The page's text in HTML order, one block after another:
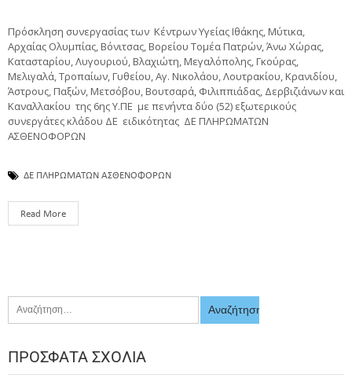
Πρόσκληση συνεργασίας των Κέντρων Υγείας Ιθάκης, Μύτικα,
Αρχαίας Ολυμπίας, Βόνιτσας, Βορείου Τομέα Πατρών, Άνω Χώρας,
Κατασταρίου, Λυγουριού, Βλαχιώτη, Μεγαλόπολης, Γκούρας,
Μελιγαλά, Τροπαίων, Γυθείου, Αγ. Νικολάου, Λουτρακίου, Κρανιδίου,
Άστρους, Παξών, Μετσόβου, Βουτσαρά, Φιλιππιάδας, Δερβιζιάνων και
Καναλλακίου της 6ης Υ.ΠΕ με πενήντα δύο (52) εξωτερικούς
συνεργάτες κλάδου ΔΕ ειδικότητας ΔΕ ΠΛΗΡΩΜΑΤΩΝ
ΑΣΘΕΝΟΦΟΡΩΝ
ΔΕ ΠΛΗΡΩΜΑΤΩΝ ΑΣΘΕΝΟΦΟΡΩΝ
Read More
ΠΡΌΣΦΑΤΑ ΣΧΌΛΙΑ